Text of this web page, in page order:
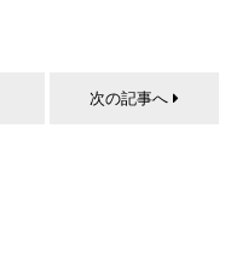
次の記事へ